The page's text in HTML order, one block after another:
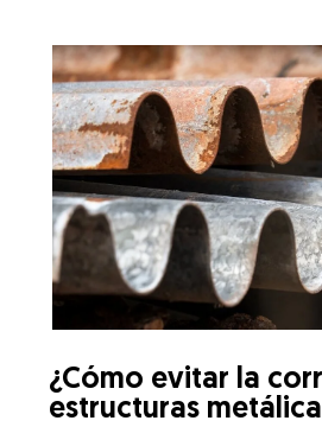
¿Cómo evitar la
estructuras